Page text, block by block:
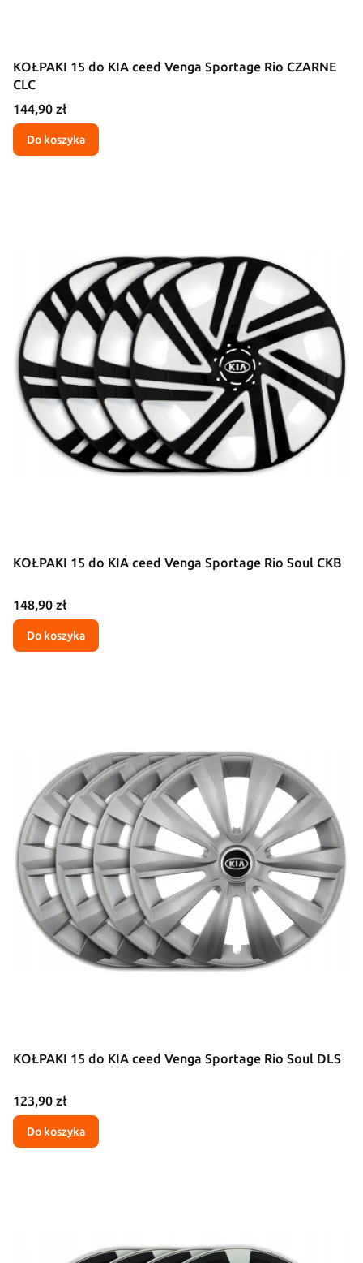
KOŁPAKI 15 do KIA ceed Venga Sportage Rio CZARNE
CLC
Cena
144,90 zł
Do koszyka
KOŁPAKI 15 do KIA ceed Venga Sportage Rio Soul CKB
Cena
148,90 zł
Do koszyka
KOŁPAKI 15 do KIA ceed Venga Sportage Rio Soul DLS
Cena
123,90 zł
Do koszyka